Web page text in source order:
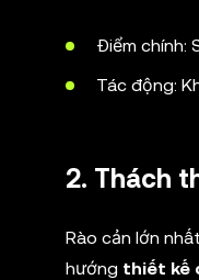
Điểm chính:
Tác động:
2. Thách
Rào cản lớn
hướng thiết kế